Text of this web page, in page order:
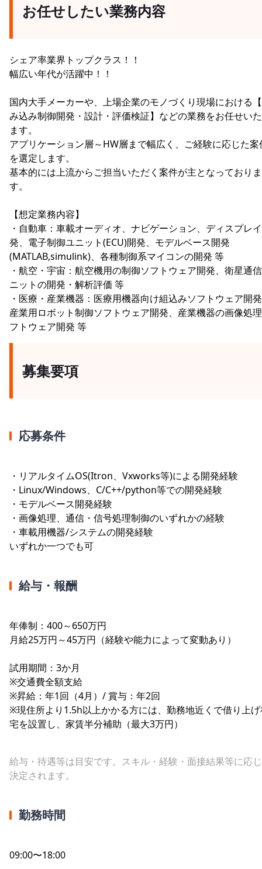
お任せしたい業務内容
シェア率業界トップクラス！！
幅広い年代が活躍中！！
国内大手メーカーや、上場企業のモノづくり現場における
み込み制御開発・設計・評価検証】などの業務をお任せい
ます。
アプリケーション層～HW層まで幅広く、ご経験に応じた案
を選定します。
基本的には上流からご担当いただく案件が主となっておりま
す。
【想定業務内容】
・自動車：車載オーディオ、ナビゲーション、ディスプレ
発、電子制御ユニット(ECU)開発、モデルベース開発
(MATLAB,simulink)、各種制御系マイコンの開発 等
・航空・宇宙：航空機用の制御ソフトウェア開発、衛星通
ニットの開発・解析評価 等
・医療・産業機器：医療用機器向け組込みソフトウェア開
産業用ロボット制御ソフトウェア開発、産業機器の画像処
フトウェア開発 等
募集要項
応募条件
・リアルタイムOS(Itron、Vxworks等)による開発経験
・Linux/Windows、C/C++/python等での開発経験
・モデルベース開発経験
・画像処理、通信・信号処理制御のいずれかの経験
・車載用機器/システムの開発経験
いずれか一つでも可
給与・報酬
年俸制：400～650万円
月給25万円～45万円（経験や能力によって変動あり）
試用期間：3か月
※交通費全額支給
※昇給：年1回（4月）/ 賞与：年2回
※現住所より1.5h以上かかる方には、勤務地近くで借り上
宅を設置し、家賃半分補助（最大3万円）
給与・待遇等は目安です。スキル・経験・面接結果等に応
決定されます。
勤務時間
09:00〜18:00